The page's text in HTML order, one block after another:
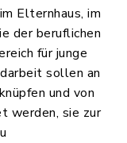
Elternhaus, im
der beruflichen
für junge
sollen an
und von
werden, sie zur